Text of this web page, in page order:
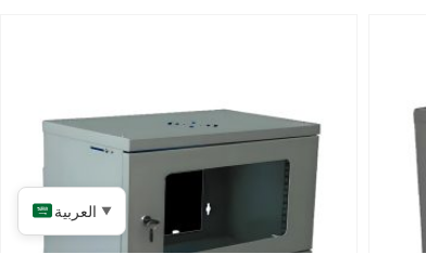
العربية ▼